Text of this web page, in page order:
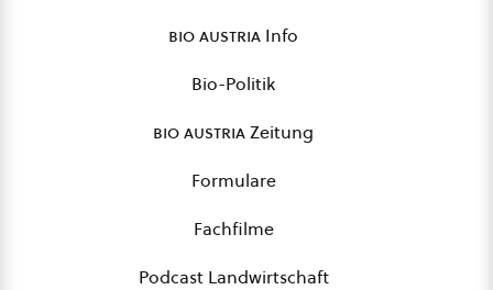
bio austria Info
Bio-Politik
bio austriaZeitung
Formulare
Fachfilme
Podcast Landwirtschaft